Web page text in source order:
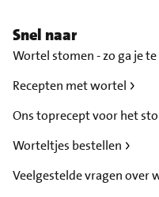
Snel naar
Wortel stomen - zo ga je
Recepten met wortel
Ons toprecept voor het
Worteltjes bestellen
Veelgestelde vragen over